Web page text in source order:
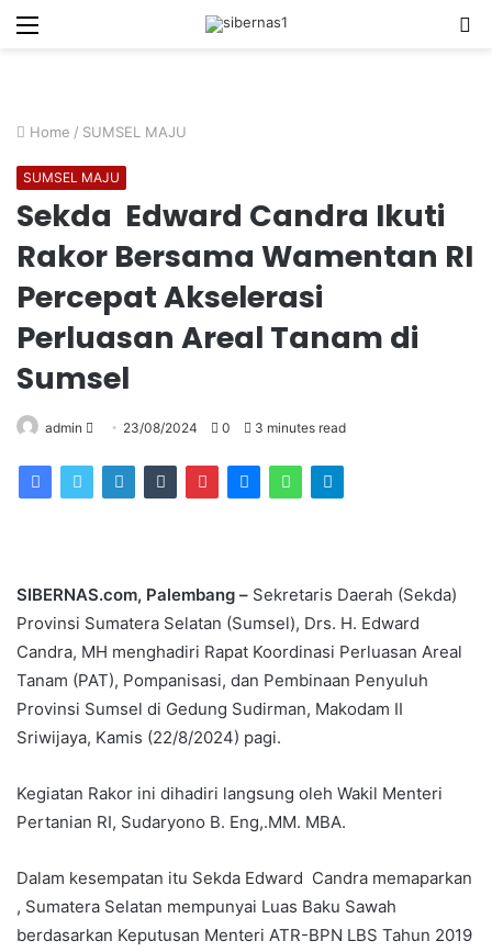
Menu
Home / SUMSEL MAJU
SUMSEL MAJU
Sekda Edward Candra Ikuti
Rakor Bersama Wamentan RI
Percepat Akselerasi
Perluasan Areal Tanam di
Sumsel
admin
Send
email
23/08/2024 0 3 minutes read
SIBERNAS.com, Palembang – Sekretaris Daerah (Sekda)
Provinsi Sumatera Selatan (Sumsel), Drs. H. Edward
Candra, MH menghadiri Rapat Koordinasi Perluasan Areal
Tanam (PAT), Pompanisasi, dan Pembinaan Penyuluh
Provinsi Sumsel di Gedung Sudirman, Makodam II
Sriwijaya, Kamis (22/8/2024) pagi.
Kegiatan Rakor ini dihadiri langsung oleh Wakil Menteri
Pertanian RI, Sudaryono B. Eng,.MM. MBA.
Dalam kesempatan itu Sekda Edward Candra memaparkan
, Sumatera Selatan mempunyai Luas Baku Sawah
berdasarkan Keputusan Menteri ATR-BPN LBS Tahun 2019